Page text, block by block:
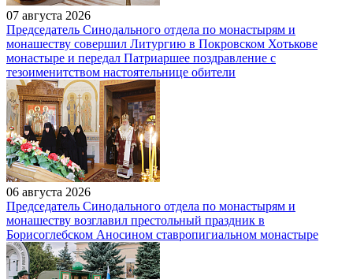
07 августа 2026
Председатель Синодального отдела по монастырям и
монашеству совершил Литургию в Покровском Хотькове
монастыре и передал Патриаршее поздравление с
тезоименитством настоятельнице обители
06 августа 2026
Председатель Синодального отдела по монастырям и
монашеству возглавил престольный праздник в
Борисоглебском Аносином ставропигиальном монастыре